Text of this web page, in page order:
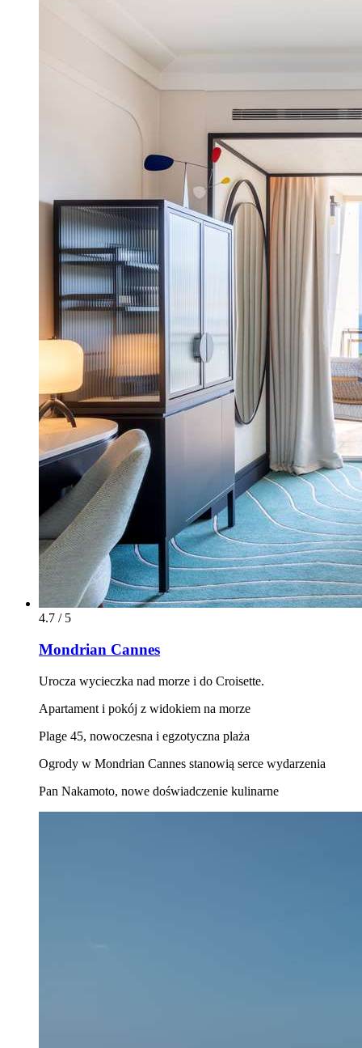
4.7 / 5
Mondrian Cannes
Urocza wycieczka nad morze i do Croisette.
Apartament i pokój z widokiem na morze
Plage 45, nowoczesna i egzotyczna plaża
Ogrody w Mondrian Cannes stanowią serce wydarzenia
Pan Nakamoto, nowe doświadczenie kulinarne